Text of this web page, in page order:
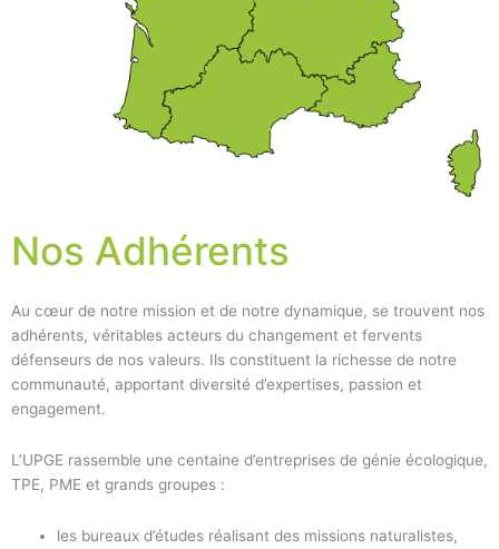
Nos Adhérents
Au cœur de notre mission et de notre dynamique, se trouvent nos
adhérents, véritables acteurs du changement et fervents
défenseurs de nos valeurs. Ils constituent la richesse de notre
communauté, apportant diversité d’expertises, passion et
engagement.
L’UPGE rassemble une centaine d’entreprises de génie écologique,
TPE, PME et grands groupes :
les bureaux d’études réalisant des missions naturalistes,